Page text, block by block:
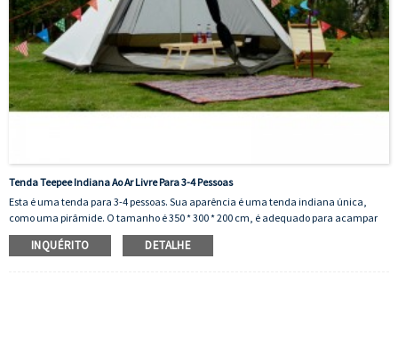
Tenda Teepee Indiana Ao Ar Livre Para 3-4 Pessoas
Esta é uma tenda para 3-4 pessoas. Sua aparência é uma tenda indiana única,
como uma pirâmide. O tamanho é 350 * 300 * 200 cm, é adequado para acampar
ao ar livre.
INQUÉRITO DETALHE